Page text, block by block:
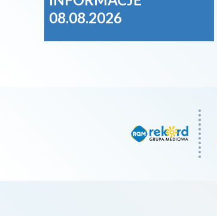
08.08.2026